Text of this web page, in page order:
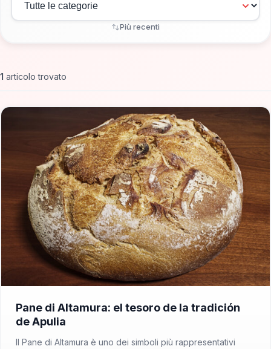
Più recenti
1 articolo trovato
Pane di Altamura: el tesoro de la tradición
de Apulia
Il Pane di Altamura è uno dei simboli più rappresentativi